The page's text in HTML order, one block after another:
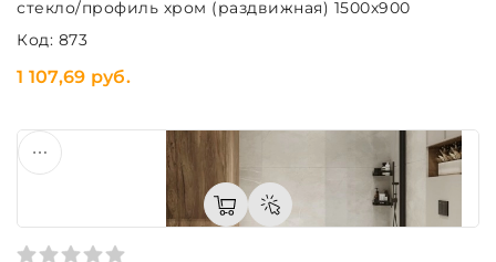
стекло/профиль хром (раздвижная) 1500х900
Код: 873
1 107,69 руб.